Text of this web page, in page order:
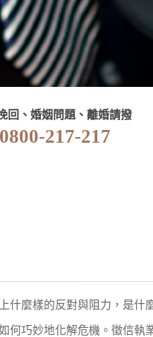
回、婚姻問題、離婚請撥
217-217
什麼樣的反對與阻力，是
巧妙地化解危機。徵信執